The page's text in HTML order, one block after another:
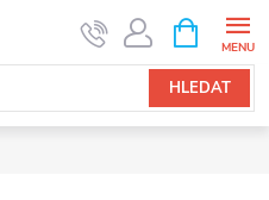
HLEDAT
NÁKUPNÍ
KOŠÍK